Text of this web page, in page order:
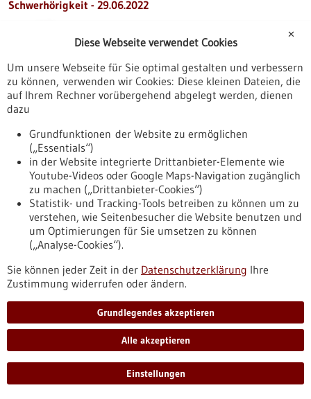
Schwerhörigkeit - 29.06.2022
Innovativer Mikrolautsprecher bringt das
Gehör zurück
Schwerhörigkeit schränkt das Leben der Betroffenen oft stark
ein und lässt sich mit gängigen Hörgeräten nur zum Teil
beheben. Die neuartige Hörhilfe der Vibrosonic GmbH aus
Mannheim überträgt Tonschwingungen direkt aufs
Trommelfell und kann dadurch das natürliche Hörerlebnis
nahezu vollständig wiederherstellen.
https://www.gesundheitsindustrie-
bw.de/fachbeitrag/aktuell/innovativer-mikrolautsprecher-
bringt-das-gehoer-zurueck
Pressemitteilung - 29.06.2022
RNA-Markierungen in Mitochondrien
fördern invasive Ausbreitung von Krebs
Mitochondrien, die Kraftwerke der Zelle, enthalten eigenes
Erbgut und damit auch eigene RNA-Moleküle.
✕
Diese Webseite verwendet Cookies
Um unsere Webseite für Sie optimal gestalten und verbessern
zu können, verwenden wir Cookies: Diese kleinen Dateien, die
auf Ihrem Rechner vorübergehend abgelegt werden, dienen
dazu
Grundfunktionen der Website zu ermöglichen
(„Essentials“)
in der Website integrierte Drittanbieter-Elemente wie
Youtube-Videos oder Google Maps-Navigation zugänglich
zu machen („Drittanbieter-Cookies“)
Statistik- und Tracking-Tools betreiben zu können um zu
verstehen, wie Seitenbesucher die Website benutzen und
um Optimierungen für Sie umsetzen zu können
(„Analyse-Cookies“).
Sie können jeder Zeit in der Datenschutzerklärung Ihre
Zustimmung widerrufen oder ändern.
Grundlegendes akzeptieren
Alle akzeptieren
Einstellungen